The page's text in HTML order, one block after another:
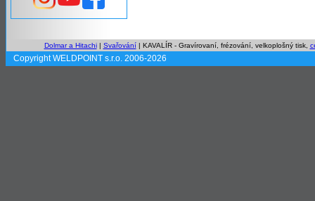
Dolmar a Hitachi| Svařování| KAVALÍR - Gravírovaní, frézování, velkoplošný tisk,
Copyright WELDPOINT s.r.o. 2006-2026